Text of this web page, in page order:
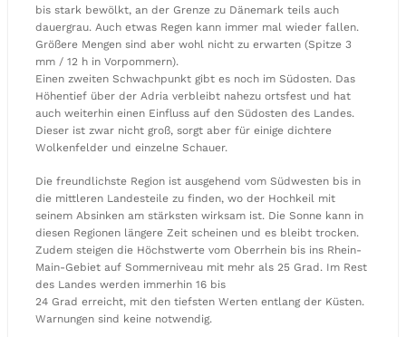
bis stark bewölkt, an der Grenze zu Dänemark teils auch
dauergrau. Auch etwas Regen kann immer mal wieder fallen.
Größere Mengen sind aber wohl nicht zu erwarten (Spitze 3
mm / 12 h in Vorpommern).
Einen zweiten Schwachpunkt gibt es noch im Südosten. Das
Höhentief über der Adria verbleibt nahezu ortsfest und hat
auch weiterhin einen Einfluss auf den Südosten des Landes.
Dieser ist zwar nicht groß, sorgt aber für einige dichtere
Wolkenfelder und einzelne Schauer.
Die freundlichste Region ist ausgehend vom Südwesten bis in
die mittleren Landesteile zu finden, wo der Hochkeil mit
seinem Absinken am stärksten wirksam ist. Die Sonne kann in
diesen Regionen längere Zeit scheinen und es bleibt trocken.
Zudem steigen die Höchstwerte vom Oberrhein bis ins Rhein-
Main-Gebiet auf Sommerniveau mit mehr als 25 Grad. Im Rest
des Landes werden immerhin 16 bis
24 Grad erreicht, mit den tiefsten Werten entlang der Küsten.
Warnungen sind keine notwendig.